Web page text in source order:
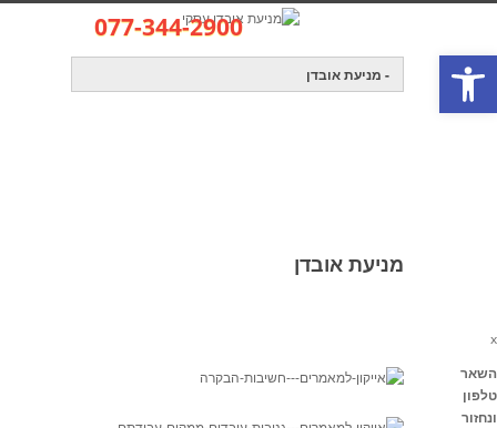
077-344-2900
מניעת אובדן
אובדן עסקי – מניעת אובדן עסקי
x
השאר
טלפון
ונחזור
פתח סרגל נגישות